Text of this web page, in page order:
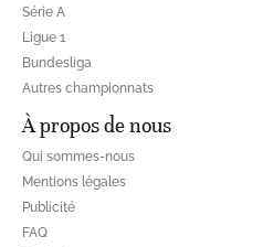
Série A
Ligue 1
Bundesliga
Autres championnats
À propos de nous
Qui sommes-nous
Mentions légales
Publicité
FAQ